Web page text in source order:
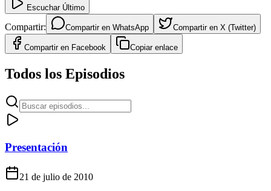
Escuchar Último
Compartir: Compartir en WhatsApp Compartir en X (Twitter)
Compartir en Facebook Copiar enlace
Todos los Episodios
Presentación
21 de julio de 2010